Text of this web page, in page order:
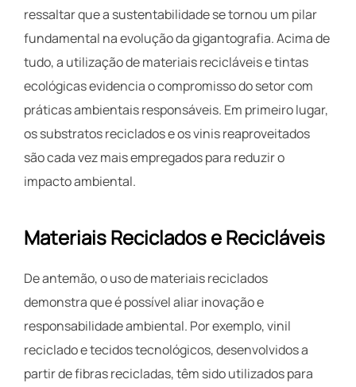
ressaltar que a sustentabilidade se tornou um pilar
fundamental na evolução da gigantografia. Acima de
tudo, a utilização de materiais recicláveis e tintas
ecológicas evidencia o compromisso do setor com
práticas ambientais responsáveis. Em primeiro lugar,
os substratos reciclados e os vinis reaproveitados
são cada vez mais empregados para reduzir o
impacto ambiental.
Materiais Reciclados e Recicláveis
De antemão, o uso de materiais reciclados
demonstra que é possível aliar inovação e
responsabilidade ambiental. Por exemplo, vinil
reciclado e tecidos tecnológicos, desenvolvidos a
partir de fibras recicladas, têm sido utilizados para